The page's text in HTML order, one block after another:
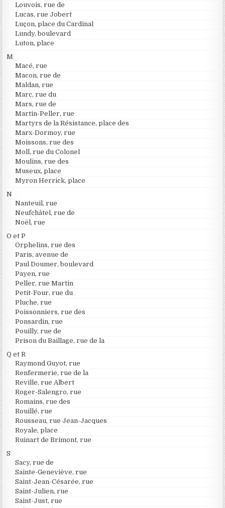
Louvois, rue de
Lucas, rue Jobert
Luçon, place du Cardinal
Lundy, boulevard
Luton, place
M
Macé, rue
Macon, rue de
Maldan, rue
Marc, rue du
Mars, rue de
Martin-Peller, rue
Martyrs de la Résistance, place des
Marx-Dormoy, rue
Moissons, rue des
Moll, rue du Colonel
Moulins, rue des
Museux, place
Myron Herrick, place
N
Nanteuil, rue
Neufchâtel, rue de
Noël, rue
O et P
Orphelins, rue des
Paris, avenue de
Paul Doumer, boulevard
Payen, rue
Peller, rue Martin
Petit-Four, rue du
Pluche, rue
Poissonniers, rue des
Ponsardin, rue
Pouilly, rue de
Prison du Baillage, rue de la
Q et R
Raymond Guyot, rue
Renfermerie, rue de la
Reville, rue Albert
Roger-Salengro, rue
Romains, rue des
Rouillé, rue
Rousseau, rue Jean-Jacques
Royale, place
Ruinart de Brimont, rue
S
Sacy, rue de
Sainte-Geneviève, rue
Saint-Jean-Césarée, rue
Saint-Julien, rue
Saint-Just, rue